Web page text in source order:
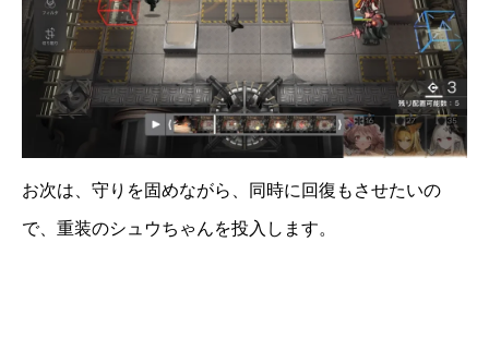
お次は、守りを固めながら、同時に回復もさせたいの
で、重装のシュウちゃんを投入します。